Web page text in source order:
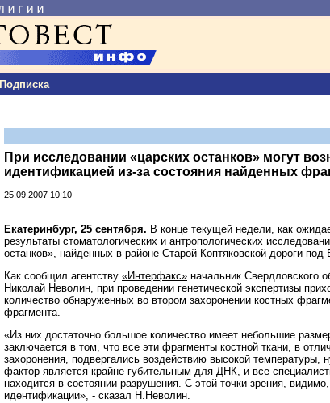
Подписка
При исследовании «царских останков» могут
идентификацией из-за состояния найденных
25.09.2007 10:10
Екатеринбург, 25 сентября. В конце текущей недели, как
результаты стоматологических и антропологических
останков», найденных в районе Старой Коптяковской дороги под
Как сообщил агентству «Интерфакс» начальник Свердловского
Николай Неволин, при проведении генетической экспертизы
количество обнаруженных во втором захоронении костных
фрагмента.
«Из них достаточно большое количество имеет небольшие
заключается в том, что все эти фрагменты костной ткани, в
захоронения, подвергались воздействию высокой температуры,
фактор является крайне губительным для ДНК, и все
находится в состоянии разрушения. С этой точки зрения,
идентификации», - сказал Н.Неволин.